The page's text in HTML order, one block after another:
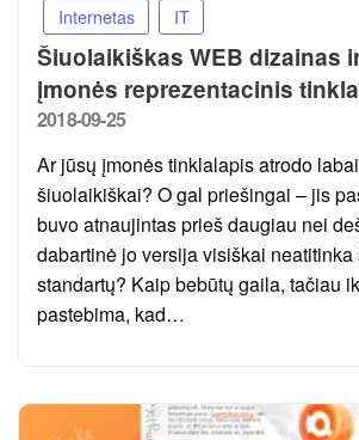
Internetas IT
Šiuolaikiškas WEB dizainas
įmonės reprezentacinis
Posted
2018-09-25
Ar jūsų įmonės tinklalapis atrodo
šiuolaikiškai? O gal priešingai – jis
buvo atnaujintas prieš daugiau nei
dabartinė jo versija visiškai
standartų? Kaip bebūtų gaila, tačiau
pastebima, kad…